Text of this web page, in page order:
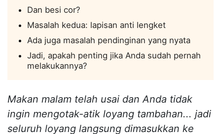
Dan besi cor?
Masalah kedua: lapisan anti lengket
Ada juga masalah pendinginan yang nyata
Jadi, apakah penting jika Anda sudah pernah
melakukannya?
Makan malam telah usai dan Anda tidak
ingin mengotak-atik loyang tambahan... jadi
seluruh loyang langsung dimasukkan ke